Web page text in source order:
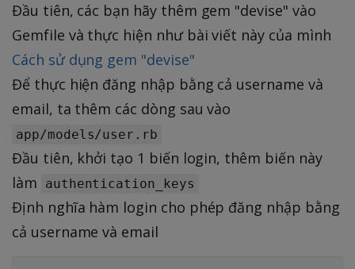
Đầu tiên, các bạn hãy thêm gem "devise" vào
Gemfile và thực hiện như bài viết này của mình
Cách sử dụng gem "devise"
Để thực hiện đăng nhập bằng cả username và
email, ta thêm các dòng sau vào
app/models/user.rb
Đầu tiên, khởi tạo 1 biến login, thêm biến này
làm
authentication_keys
Định nghĩa hàm login cho phép đăng nhập bằng
cả username và email